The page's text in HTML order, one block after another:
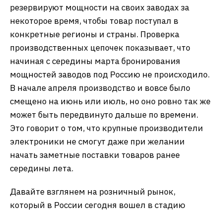
резервируют мощности на своих заводах за
некоторое время, чтобы товар поступал в
конкретные регионы и страны. Проверка
производственных цепочек показывает, что
начиная с середины марта бронирования
мощностей заводов под Россию не происходило.
В начале апреля производство и вовсе было
смещено на июнь или июль, но оно ровно так же
может быть передвинуто дальше по времени.
Это говорит о том, что крупные производители
электроники не смогут даже при желании
начать заметные поставки товаров ранее
середины лета.
Давайте взглянем на розничный рынок,
который в России сегодня вошел в стадию